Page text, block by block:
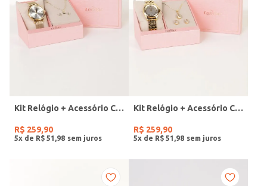
Kit Relógio + Acessório Condor Feminino DOURADO
R$ 259,90
5x de R$ 51 98
Kit Relógio + Acessório Condor Feminino DOURADO
R$ 259,90
5x de R$ 51 98